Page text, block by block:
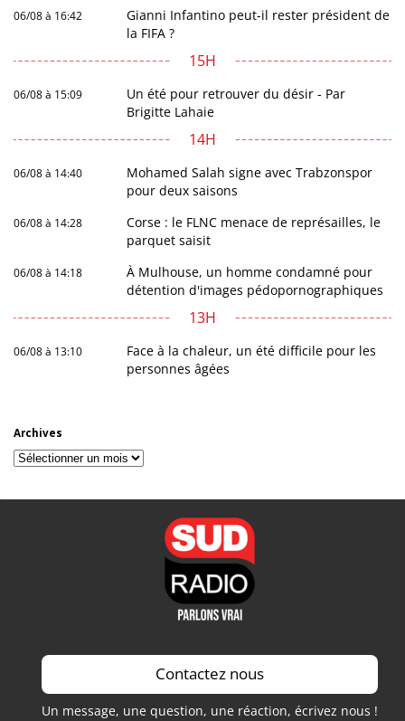
06/08 à 16:42
Gianni Infantino peut-il rester président de
la FIFA ?
15H
06/08 à 15:09
Un été pour retrouver du désir - Par
Brigitte Lahaie
14H
06/08 à 14:40
Mohamed Salah signe avec Trabzonspor
pour deux saisons
06/08 à 14:28
Corse : le FLNC menace de représailles, le
parquet saisit
06/08 à 14:18
À Mulhouse, un homme condamné pour
détention d'images pédopornographiques
13H
06/08 à 13:10
Face à la chaleur, un été difficile pour les
personnes âgées
Archives
Archives
Contactez nous
Un message, une question, une réaction, écrivez nous !